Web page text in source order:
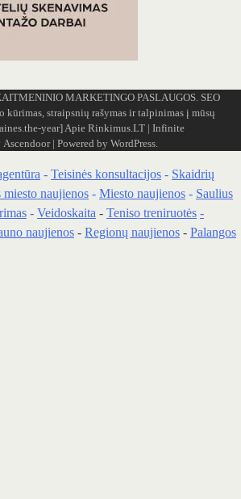
MARKETINGO PASLAUGOS. SEO
kūrimas, straipsnių rašymas ir talpinimas į mūsų
year]Apie Rinkimus.LT| Infinite
Ascendoor| Powered by WordPress.
- Teisinės konsultacijos - Skaidrių
naujienos - Miesto naujienos - Saulius
- Veidoskaita - Teniso treniruotės -
naujienos - Regionų naujienos - Palangos